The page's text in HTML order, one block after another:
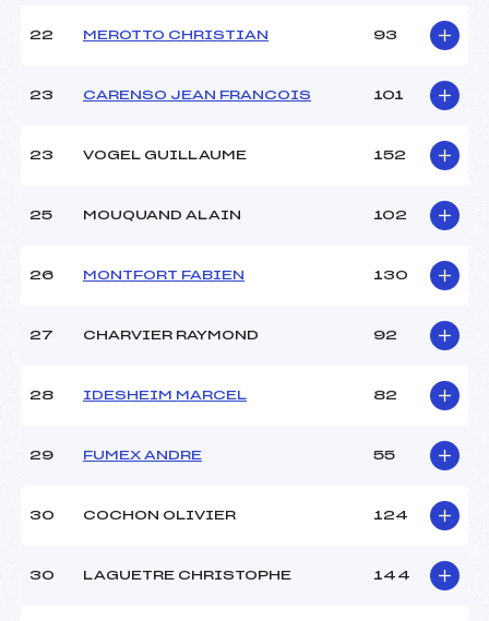
22 MEROTTO CHRISTIAN 93
23 CARENSO JEAN FRANCOIS 101
23 VOGEL GUILLAUME 152
25 MOUQUAND ALAIN 102
26 MONTFORT FABIEN 130
27 CHARVIER RAYMOND 92
28 IDESHEIM MARCEL 82
29 FUMEX ANDRE 55
30 COCHON OLIVIER 124
30 LAGUETRE CHRISTOPHE 144